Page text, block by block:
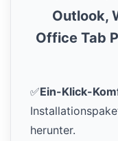
Outlook,
Office Tab
✅Ein-Klick-
herunter.